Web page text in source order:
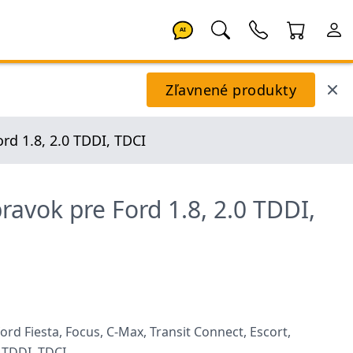
AI
Zľavnené produkty
1.8, 2.0 TDDI, TDCI
pre Ford 1.8, 2.0 TDDI,
Fiesta, Focus, C-Max, Transit Connect, Escort,